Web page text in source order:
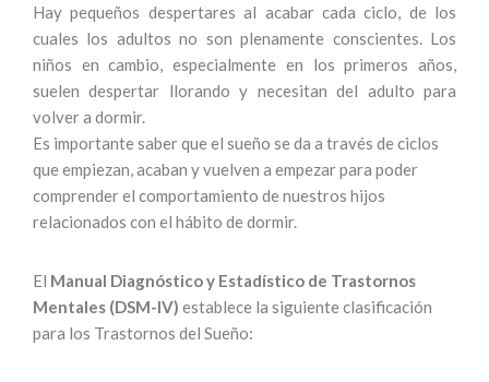
Hay pequeños despertares al acabar cada ciclo, de los
cuales los adultos no son plenamente conscientes. Los
niños en cambio, especialmente en los primeros años,
suelen despertar llorando y necesitan del adulto para
volver a dormir.
Es importante saber que el sueño se da a través de ciclos
que empiezan, acaban y vuelven a empezar para poder
comprender el comportamiento de nuestros hijos
relacionados con el hábito de dormir.
El Manual Diagnóstico y Estadístico de Trastornos
Mentales (DSM-IV) establece la siguiente clasificación
para los Trastornos del Sueño: